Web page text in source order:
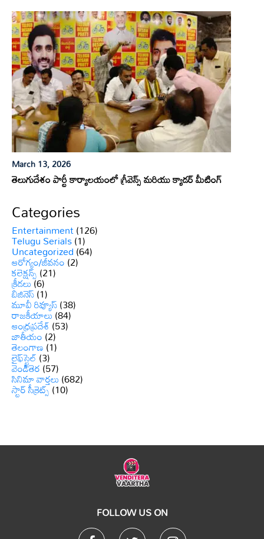
March 13, 2026
తెలుగుదేశం పార్టీ కార్యాలయంలో గ్రీవెన్స్ మరియు క్యాడర్ మీటింగ్
Categories
Entertainment(126)
Telugu Serials(1)
Uncategorized(64)
ఆరోగ్యం/జీవనం(2)
కలెక్షన్స్(21)
క్రీడలు(6)
బిజినెస్(1)
మూవీ రివ్యూస్(38)
రాజకీయాలు(84)
ఆంధ్రప్రదేశ్(53)
జాతీయం(2)
తెలంగాణ(1)
లైఫ్‌స్టైల్(3)
వెండితెర(57)
సినిమా వార్తలు(682)
స్టార్ సీక్రెట్స్(10)
FOLLOW US ON